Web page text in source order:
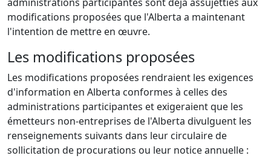
administrations participantes sont déjà assujetties aux
modifications proposées que l'Alberta a maintenant
l'intention de mettre en œuvre.
Les modifications proposées
Les modifications proposées rendraient les exigences
d'information en Alberta conformes à celles des
administrations participantes et exigeraient que les
émetteurs non-entreprises de l'Alberta divulguent les
renseignements suivants dans leur circulaire de
sollicitation de procurations ou leur notice annuelle :